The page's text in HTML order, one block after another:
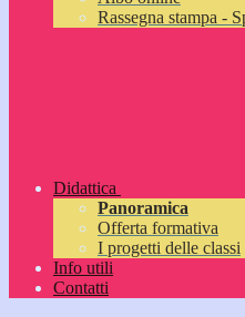
Rassegna stampa -
Didattica
Panoramica
Offerta formativa
I progetti delle classi
Info utili
Contatti